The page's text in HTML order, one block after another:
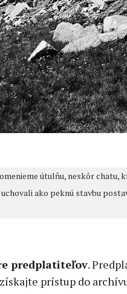
útulňu, neskôr chatu,
ako peknú stavbu
predplatiteľov.
prístup do